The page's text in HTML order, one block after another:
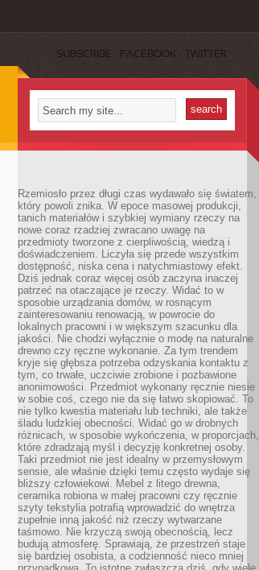
SUBSCRIBE FACEBOOK TWITTER
Rzemiosło przez długi czas wydawało się światem,
który powoli znika. W epoce masowej produkcji,
tanich materiałów i szybkiej wymiany rzeczy na
nowe coraz rzadziej zwracano uwagę na
przedmioty tworzone z cierpliwością, wiedzą i
doświadczeniem. Liczyła się przede wszystkim
dostępność, niska cena i natychmiastowy efekt.
Dziś jednak coraz więcej osób zaczyna inaczej
patrzeć na otaczające je rzeczy. Widać to w
sposobie urządzania domów, w rosnącym
zainteresowaniu renowacją, w powrocie do
lokalnych pracowni i w większym szacunku dla
jakości. Nie chodzi wyłącznie o modę na naturalne
drewno czy ręczne wykonanie. Za tym trendem
kryje się głębsza potrzeba odzyskania kontaktu z
tym, co trwałe, uczciwie zrobione i pozbawione
anonimowości. Przedmiot wykonany ręcznie niesie
w sobie coś, czego nie da się łatwo skopiować. To
nie tylko kwestia materiału lub techniki, ale także
śladu ludzkiej obecności. Widać go w drobnych
różnicach, w sposobie wykończenia, w proporcjach,
które zdradzają myśl i decyzję konkretnej osoby.
Taki przedmiot nie jest idealny w przemysłowym
sensie, ale właśnie dzięki temu często wydaje się
bliższy człowiekowi. Mebel z litego drewna,
ceramika robiona w małej pracowni czy ręcznie
szyty tekstylia potrafią wprowadzić do wnętrza
zupełnie inną jakość niż rzeczy wytwarzane
taśmowo. Nie krzyczą swoją obecnością, lecz
budują atmosferę. Sprawiają, że przestrzeń staje
się bardziej osobista, a codzienność nieco mniej